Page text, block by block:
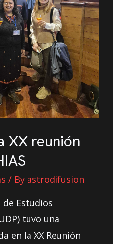
XX reunión
/ By astrodifusion
Estudios
tuvo una
en la XX Reunión